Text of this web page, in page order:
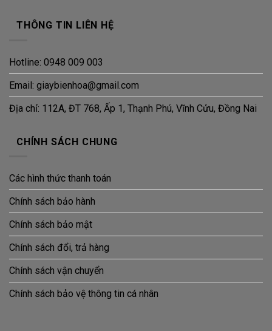
THÔNG TIN LIÊN HỆ
Hotline: 0948 009 003
Email: giaybienhoa@gmail.com
Địa chỉ: 112A, ĐT 768, Ấp 1, Thạnh Phú, Vĩnh Cửu, Đồng Nai
CHÍNH SÁCH CHUNG
Các hình thức thanh toán
Chính sách bảo hành
Chính sách bảo mật
Chính sách đổi, trả hàng
Chính sách vận chuyển
Chính sách bảo vệ thông tin cá nhân